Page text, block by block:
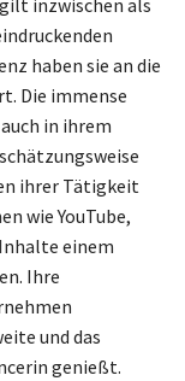
inzwischen als
haben sie an die
Die immense
in ihrem
ihrer Tätigkeit
wie YouTube,
einem
Ihre
und das
genießt.